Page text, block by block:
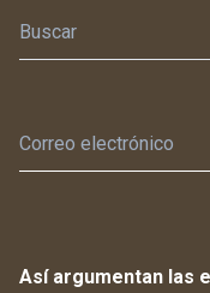
Así argumentan las